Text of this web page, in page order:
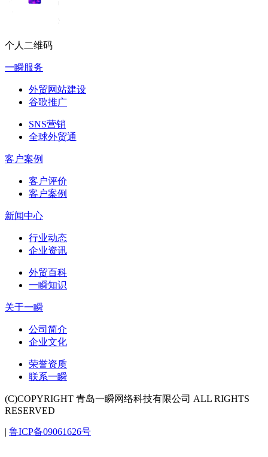
个人二维码
一瞬服务
外贸网站建设
谷歌推广
SNS营销
全球外贸通
客户案例
客户评价
客户案例
新闻中心
行业动态
企业资讯
外贸百科
一瞬知识
关于一瞬
公司简介
企业文化
荣誉资质
联系一瞬
(C)COPYRIGHT 青岛一瞬网络科技有限公司 ALL RIGHTS
RESERVED
| 鲁ICP备09061626号